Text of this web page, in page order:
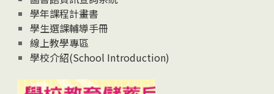
學年課程計畫書
學生選課輔導手冊
線上教學專區
學校介紹(School Introduction)